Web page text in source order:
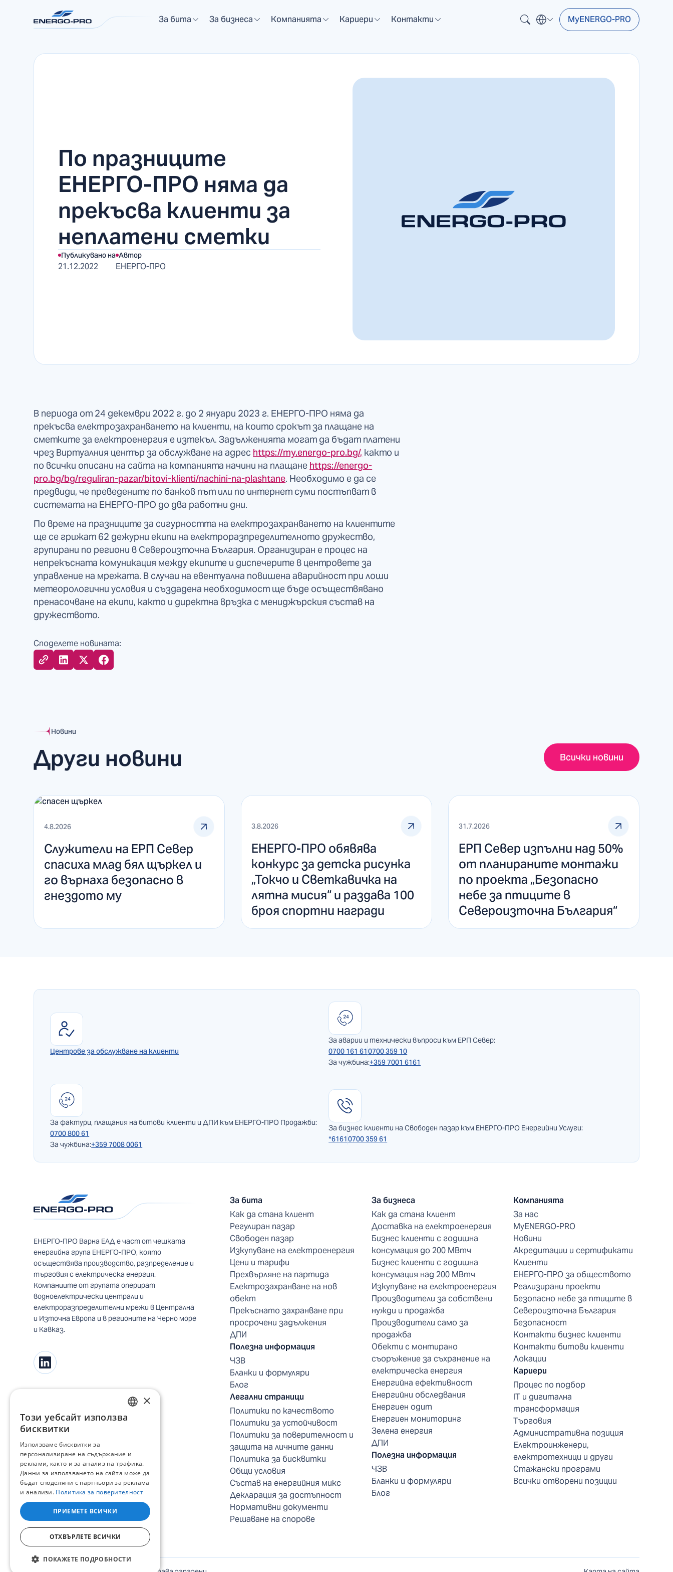
За бита За бизнеса Компанията Кариери Контакти MyENERGO-PRO
По празниците
ЕНЕРГО-ПРО няма да
прекъсва клиенти за
неплатени сметки
Публикувано на
21.12.2022
Автор
ЕНЕРГО-ПРО
В периода от 24 декември 2022 г. до 2 януари 2023 г. ЕНЕРГО-ПРО няма да
прекъсва електрозахранването на клиенти, на които срокът за плащане на
сметките за електроенергия е изтекъл. Задълженията могат да бъдат платени
чрез Виртуалния център за обслужване на адрес https://my.energo-pro.bg/, както и
по всички описани на сайта на компанията начини на плащане https://energo-
pro.bg/bg/reguliran-pazar/bitovi-klienti/nachini-na-plashtane. Необходимо е да се
предвиди, че преведените по банков път или по интернет суми постъпват в
системата на ЕНЕРГО-ПРО до два работни дни.
По време на празниците за сигурността на електрозахранването на клиентите
ще се грижат 62 дежурни екипи на електроразпределителното дружество,
групирани по региони в Североизточна България. Организиран е процес на
непрекъсната комуникация между екипите и диспечерите в центровете за
управление на мрежата. В случаи на евентуална повишена аварийност при лоши
метеорологични условия и създадена необходимост ще бъде осъществявано
пренасочване на екипи, както и директна връзка с мениджърския състав на
дружеството.
Споделете новината:
Новини
Други новини Всички новини
4.8.2026
Служители на ЕРП Север
спасиха млад бял щъркел и
го върнаха безопасно в
гнездото му
3.8.2026
ЕНЕРГО-ПРО обявява
конкурс за детска рисунка
„Токчо и Светкавичка на
лятна мисия“ и раздава 100
броя спортни награди
31.7.2026
ЕРП Север изпълни над 50%
от планираните монтажи
по проекта „Безопасно
небе за птиците в
Североизточна България“
Центрове за обслужване на клиенти
За аварии и технически въпроси към ЕРП Север:
0700 161 610700 359 10
За чужбина:+359 7001 6161
За фактури, плащания на битови клиенти и ДПИ към ЕНЕРГО-ПРО Продажби:
0700 800 61
За чужбина:+359 7008 0061
За бизнес клиенти на Свободен пазар към ЕНЕРГО-ПРО Енергийни Услуги:
*61610700 359 61
ЕНЕРГО-ПРО Варна ЕАД е част от чешката
енергийна група ЕНЕРГО-ПРО, която
осъществява производство, разпределение и
търговия с електрическа енергия.
Компаниите от групата оперират
водноелектрически централи и
електроразпределителни мрежи в Централна
и Източна Европа и в регионите на Черно море
и Кавказ.
За бита
Как да стана клиент
Регулиран пазар
Свободен пазар
Изкупуване на електроенергия
Цени и тарифи
Прехвърляне на партида
Електрозахранване на нов
обект
Прекъснато захранване при
просрочени задължения
ДПИ
Полезна информация
ЧЗВ
Бланки и формуляри
Блог
Легални страници
Политики по качеството
Политики за устойчивост
Политики за поверителност и
защита на личните данни
Политика за бисквитки
Общи условия
Състав на енергийния микс
Декларация за достъпност
Нормативни документи
Решаване на спорове
За бизнеса
Как да стана клиент
Доставка на електроенергия
Бизнес клиенти с годишна
консумация до 200 МВтч
Бизнес клиенти с годишна
консумация над 200 МВтч
Изкупуване на електроенергия
Производители за собствени
нужди и продажба
Производители само за
продажба
Обекти с монтирано
съоръжение за съхранение на
електрическа енергия
Енергийна ефективност
Енергийни обследвания
Енергиен одит
Енергиен мониторинг
Зелена енергия
ДПИ
Полезна информация
ЧЗВ
Бланки и формуляри
Блог
Компанията
За нас
MyENERGO-PRO
Новини
Акредитации и сертификати
Клиенти
ЕНЕРГО-ПРО за обществото
Реализирани проекти
Безопасно небе за птиците в
Североизточна България
Безопасност
Контакти бизнес клиенти
Контакти битови клиенти
Локации
Кариери
Процес по подбор
IT и дигитална
трансформация
Търговия
Административна позиция
Електроинженери,
електротехници и други
Стажански програми
Всички отворени позиции
BULGARIAN
×
Този уебсайт използва
бисквитки
Използваме бисквитки за
персонализиране на съдържание и
реклами, както и за анализ на трафика.
Данни за използването на сайта може да
бъдат споделяни с партньори за реклама
и анализи. Политика за поверителност
ПРИЕМЕТЕ ВСИЧКИ
ОТХВЪРЛЕТЕ ВСИЧКИ
ПОКАЖЕТЕ ПОДРОБНОСТИ